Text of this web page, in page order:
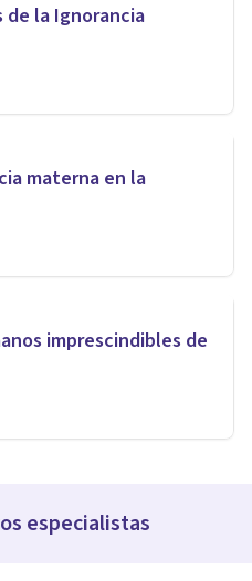
la Ignorancia
materna en la
imprescindibles de
especialistas